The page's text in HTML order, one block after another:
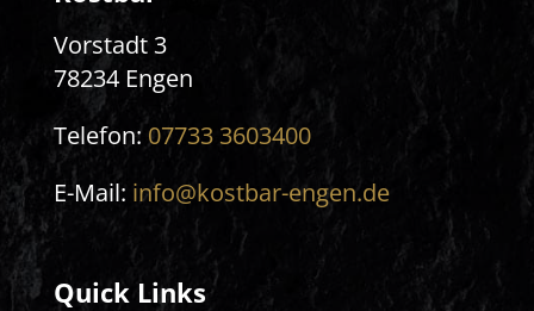
Vorstadt 3
78234 Engen
Telefon: 07733 3603400
E-Mail: info@kostbar-engen.de
Quick Links